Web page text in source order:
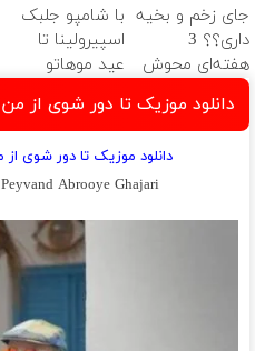
کنی؟
(◂پرسش‌نامه رو
پر کن)
جای زخم و بخیه
داری؟؟ 3
هفته‌ای محوش
کن!
با شامپو جلبک
اسپیرولینا تا
عید موهاتو
دانلود موزیک تا دور شوی از
دانلود موزیک تا دور شوی از
Abrooye Ghajari